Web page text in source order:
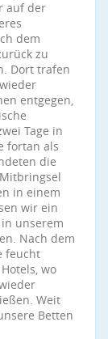
auf der
dem
zu
Dort trafen
entgegen,
Tage in
fortan als
die
in einem
wir ein
unserem
Nach dem
feucht
wo
Weit
Betten